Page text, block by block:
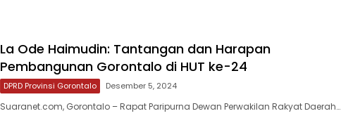
La Ode Haimudin: Tantangan dan Harapan
Pembangunan Gorontalo di HUT ke-24
DPRD Provinsi Gorontalo Desember 5, 2024
Suaranet.com, Gorontalo – Rapat Paripurna Dewan Perwakilan Rakyat Daerah…